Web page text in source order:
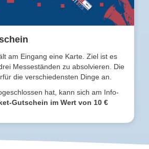
am Eingang eine Karte. Ziel ist es
Messeständen zu absolvieren. Die
die verschiedensten Dinge an.
hat, kann sich am Info-
Gutschein im Wert von 10 €